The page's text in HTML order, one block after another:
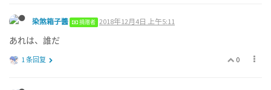
染煞箱子醬 捐赠者 2018年12月4日 上午5:11
あれは、誰だ
0
1 条回复